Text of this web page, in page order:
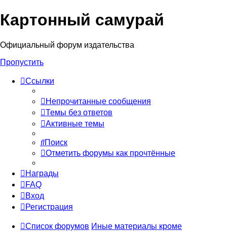
Регистрация
Картонный самурай
Официальный форум издательства
Пропустить
Ссылки
Непрочитанные сообщения
Темы без ответов
Активные темы
Поиск
Отметить форумы как прочтённые
Награды
FAQ
Вход
Регистрация
Список форумов Иные материалы кроме